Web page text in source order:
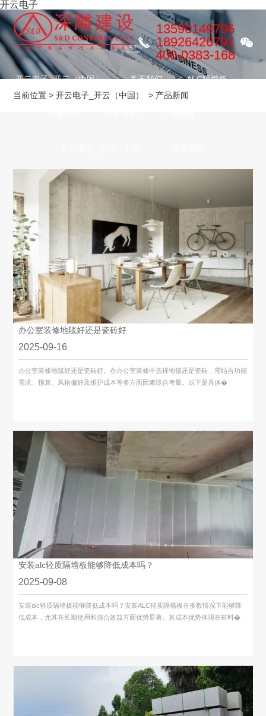
开云电子
13590149796
18926426791
400-0383-168
开云电子_开云（中国） 关于我们 ALC隔墙板
当前位置 >开云电子_开云（中国） > 产品新闻
办公室装修地毯好还是瓷砖好
2025-09-16
办公室装修地毯好还是瓷砖好。在办公室装修中选择地毯还是瓷砖，需结合功能
需求、预算、风格偏好及维护成本等多方面因素综合考量。以下是具体�
安装alc轻质隔墙板能够降低成本吗？
2025-09-08
安装alc轻质隔墙板能够降低成本吗？安装ALC轻质隔墙板在多数情况下能够降
低成本，尤其在长期使用和综合效益方面优势显著。其成本优势体现在材料�